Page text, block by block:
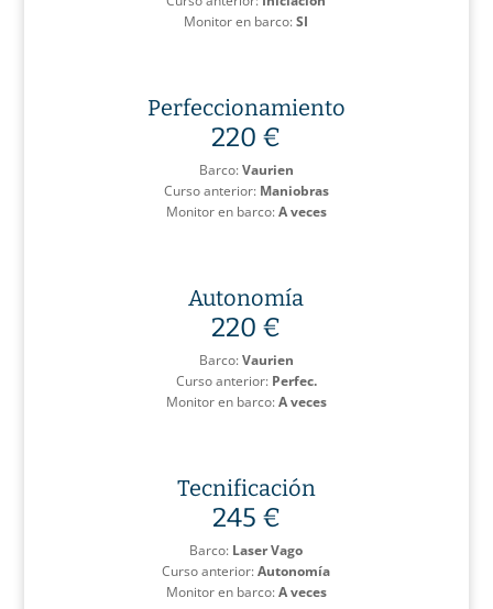
Monitor en barco:SI
Perfeccionamiento
220 €
Barco:Vaurien
Curso anterior: Maniobras
Monitor en barco:A veces
Autonomía
220 €
Barco:Vaurien
Curso anterior: Perfec.
Monitor en barco:A veces
Tecnificación
245 €
Barco: Laser Vago
Curso anterior:Autonomía
Monitor en barco:A veces